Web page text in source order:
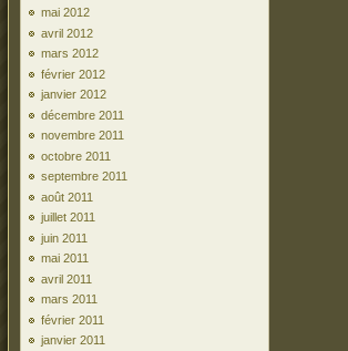
mai 2012
avril 2012
mars 2012
février 2012
janvier 2012
décembre 2011
novembre 2011
octobre 2011
septembre 2011
août 2011
juillet 2011
juin 2011
mai 2011
avril 2011
mars 2011
février 2011
janvier 2011